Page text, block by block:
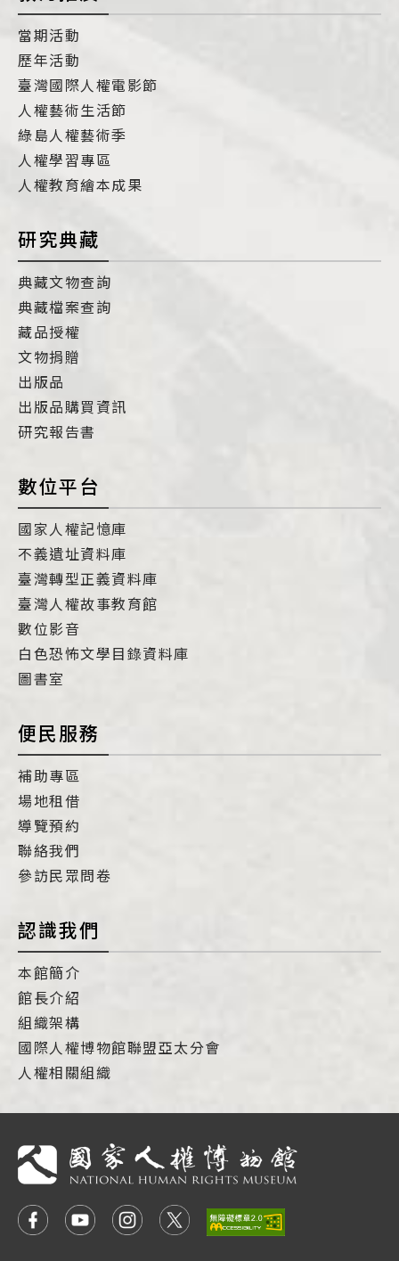
當期活動
歷年活動
臺灣國際人權電影節
人權藝術生活節
綠島人權藝術季
人權學習專區
人權教育繪本成果
研究典藏
典藏文物查詢
典藏檔案查詢
藏品授權
文物捐贈
出版品
出版品購買資訊
研究報告書
數位平台
國家人權記憶庫
不義遺址資料庫
臺灣轉型正義資料庫
臺灣人權故事教育館
數位影音
白色恐怖文學目錄資料庫
圖書室
便民服務
補助專區
場地租借
導覽預約
聯絡我們
參訪民眾問卷
認識我們
本館簡介
館長介紹
組織架構
國際人權博物館聯盟亞太分會
人權相關組織